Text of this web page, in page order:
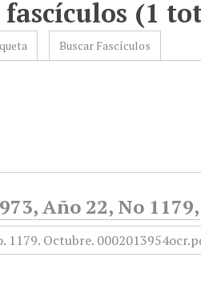
(1
Buscar Fascículos
Año 22, No